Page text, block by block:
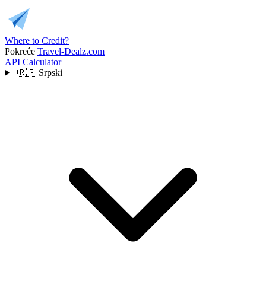
Where to Credit?
Pokreće Travel-Dealz.com
API Calculator
🇷🇸 Srpski